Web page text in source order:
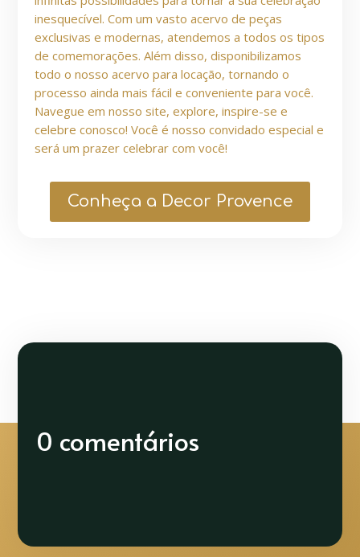
inesquecível. Com um vasto acervo de peças
exclusivas e modernas, atendemos a todos os tipos
de comemorações. Além disso, disponibilizamos
todo o nosso acervo para locação, tornando o
processo ainda mais fácil e conveniente para você.
Navegue em nosso site, explore, inspire-se e
celebre conosco! Você é nosso convidado especial e
será um prazer celebrar com você!
Conheça a Decor Provence
0 comentários